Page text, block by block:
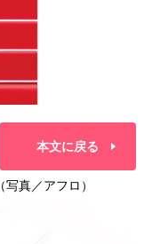
本文に戻る
真／アフロ）